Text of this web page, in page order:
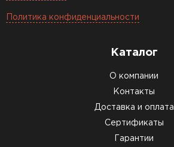
Политика конфиденциальности
Каталог
О компании
Контакты
Доставка и оплата
Сертификаты
Гарантии